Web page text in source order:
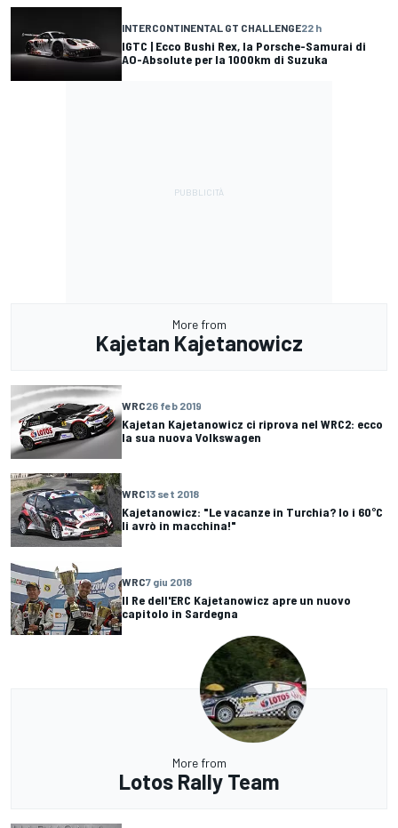
INTERCONTINENTAL GT CHALLENGE22 h
IGTC | Ecco Bushi Rex, la Porsche-Samurai di
AO-Absolute per la 1000km di Suzuka
More from
Kajetan Kajetanowicz
WRC26 feb 2019
Kajetan Kajetanowicz ci riprova nel WRC2: ecco
la sua nuova Volkswagen
WRC13 set 2018
Kajetanowicz: "Le vacanze in Turchia? Io i 60°C
li avrò in macchina!"
WRC7 giu 2018
Il Re dell'ERC Kajetanowicz apre un nuovo
capitolo in Sardegna
More from
Lotos Rally Team